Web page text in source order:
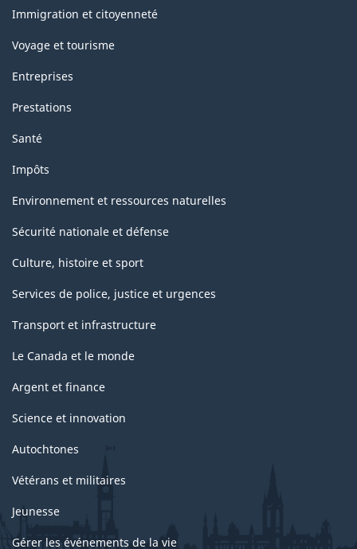
sujets
Immigration et citoyenneté
Voyage et tourisme
Entreprises
Prestations
Santé
Impôts
Environnement et ressources naturelles
Sécurité nationale et défense
Culture, histoire et sport
Services de police, justice et urgences
Transport et infrastructure
Le Canada et le monde
Argent et finance
Science et innovation
Autochtones
Vétérans et militaires
Jeunesse
Gérer les événements de la vie